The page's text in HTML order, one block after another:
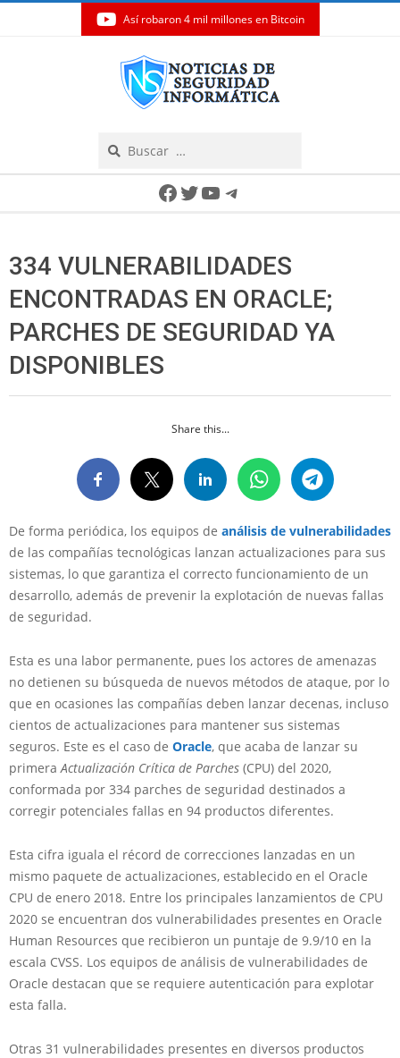
Así robaron 4 mil millones en Bitcoin
Facebook
Twitter
YouTube
Telegram
334 VULNERABILIDADES
ENCONTRADAS EN ORACLE;
PARCHES DE SEGURIDAD YA
DISPONIBLES
Share this...
De forma periódica, los equipos de análisis de vulnerabilidades
de las compañías tecnológicas lanzan actualizaciones para sus
sistemas, lo que garantiza el correcto funcionamiento de un
desarrollo, además de prevenir la explotación de nuevas fallas
de seguridad.
Esta es una labor permanente, pues los actores de amenazas
no detienen su búsqueda de nuevos métodos de ataque, por lo
que en ocasiones las compañías deben lanzar decenas, incluso
cientos de actualizaciones para mantener sus sistemas
seguros. Este es el caso de Oracle, que acaba de lanzar su
primeraActualización Crítica de Parches (CPU) del 2020,
conformada por 334 parches de seguridad destinados a
corregir potenciales fallas en 94 productos diferentes.
Esta cifra iguala el récord de correcciones lanzadas en un
mismo paquete de actualizaciones, establecido en el Oracle
CPU de enero 2018. Entre los principales lanzamientos de CPU
2020 se encuentran dos vulnerabilidades presentes en Oracle
Human Resources que recibieron un puntaje de 9.9/10 en la
escala CVSS. Los equipos de análisis de vulnerabilidades de
Oracle destacan que se requiere autenticación para explotar
esta falla.
Otras 31 vulnerabilidades presentes en diversos productos